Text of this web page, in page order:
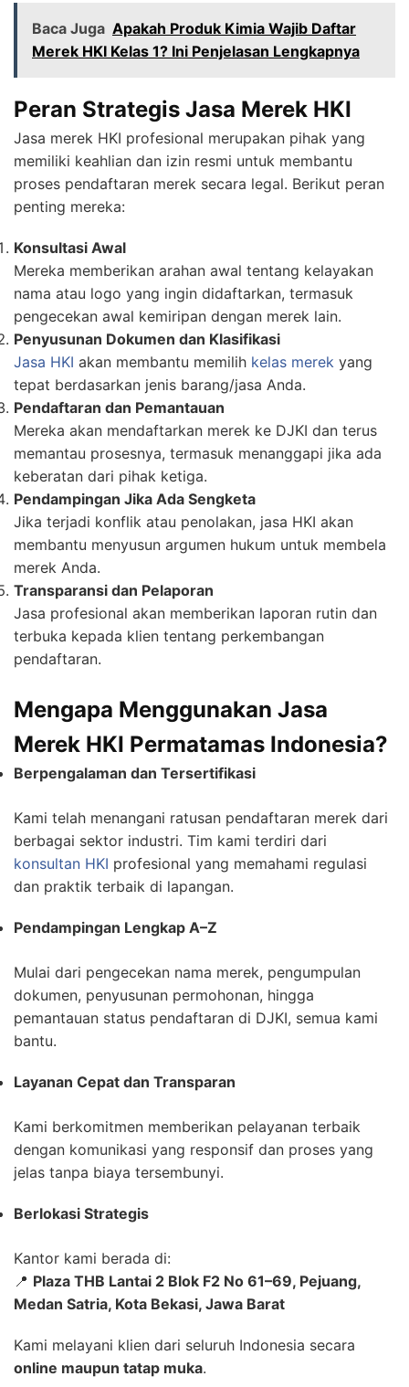
Baca Juga Apakah Produk Kimia Wajib Daftar
Merek HKI Kelas 1? Ini Penjelasan Lengkapnya
Peran Strategis Jasa Merek HKI
Jasa merek HKI profesional merupakan pihak yang
memiliki keahlian dan izin resmi untuk membantu
proses pendaftaran merek secara legal. Berikut peran
penting mereka:
Konsultasi Awal
Mereka memberikan arahan awal tentang kelayakan
nama atau logo yang ingin didaftarkan, termasuk
pengecekan awal kemiripan dengan merek lain.
Penyusunan Dokumen dan Klasifikasi
Jasa HKI akan membantu memilih kelas merek yang
tepat berdasarkan jenis barang/jasa Anda.
Pendaftaran dan Pemantauan
Mereka akan mendaftarkan merek ke DJKI dan terus
memantau prosesnya, termasuk menanggapi jika ada
keberatan dari pihak ketiga.
Pendampingan Jika Ada Sengketa
Jika terjadi konflik atau penolakan, jasa HKI akan
membantu menyusun argumen hukum untuk membela
merek Anda.
Transparansi dan Pelaporan
Jasa profesional akan memberikan laporan rutin dan
terbuka kepada klien tentang perkembangan
pendaftaran.
Mengapa Menggunakan Jasa
Merek HKI Permatamas Indonesia?
Berpengalaman dan Tersertifikasi
Kami telah menangani ratusan pendaftaran merek dari
berbagai sektor industri. Tim kami terdiri dari
konsultan HKI profesional yang memahami regulasi
dan praktik terbaik di lapangan.
Pendampingan Lengkap A–Z
Mulai dari pengecekan nama merek, pengumpulan
dokumen, penyusunan permohonan, hingga
pemantauan status pendaftaran di DJKI, semua kami
bantu.
Layanan Cepat dan Transparan
Kami berkomitmen memberikan pelayanan terbaik
dengan komunikasi yang responsif dan proses yang
jelas tanpa biaya tersembunyi.
Berlokasi Strategis
Kantor kami berada di:
📍 Plaza THB Lantai 2 Blok F2 No 61–69, Pejuang,
Medan Satria, Kota Bekasi, Jawa Barat
Kami melayani klien dari seluruh Indonesia secara
online maupun tatap muka.